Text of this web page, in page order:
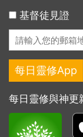
供，2月12日
外，還有數以
的被注射藥物
活不能自理；
刑滿釋放後仍
略統計，僅
被中共政府抓
其中111,740
基督徒見證
每日靈修App
每日靈修與神更